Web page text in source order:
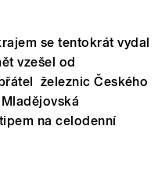
se tentokrát vydal
vzešel od
železnic Českého
na celodenní